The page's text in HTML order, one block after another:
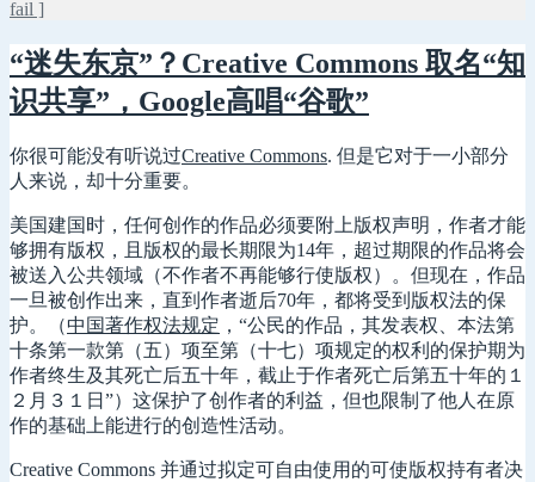
fail ]
“迷失东京”？Creative Commons 取名“知
识共享”，Google高唱“谷歌”
你很可能没有听说过Creative Commons. 但是它对于一小部分
人来说，却十分重要。
美国建国时，任何创作的作品必须要附上版权声明，作者才能
够拥有版权，且版权的最长期限为14年，超过期限的作品将会
被送入公共领域（不作者不再能够行使版权）。但现在，作品
一旦被创作出来，直到作者逝后70年，都将受到版权法的保
护。（中国著作权法规定 ， “公民的作品，其发表权、本法第
十条第一款第（五）项至第（十七）项规定的权利的保护期为
作者终生及其死亡后五十年，截止于作者死亡后第五十年的１
２月３１日 ”）这保护了创作者的利益，但也限制了他人在原
作的基础上能进行的创造性活动。
Creative Commons 并通过拟定可自由使用的可使版权持有者决